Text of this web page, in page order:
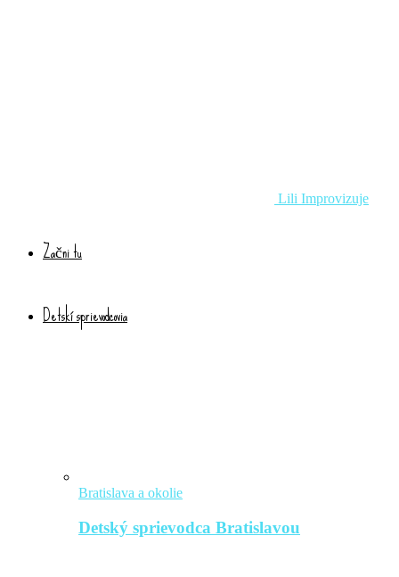
Lili Improvizuje
Začni tu
Detskí sprievodcovia
Bratislava a okolie
Detský sprievodca Bratislavou